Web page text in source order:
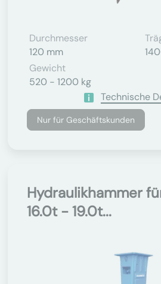
Durchmesser
120 mm
Gewicht
520 - 1200 kg
Technische
Nur für Geschäftskunden
Hydraulikhammer
16.0t - 19.0t...